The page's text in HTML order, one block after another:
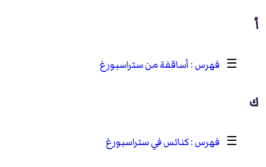
أ
☰ أساقفة من ستراسبورغ
ك
☰ كنائس في ستراسبورغ